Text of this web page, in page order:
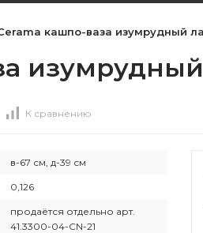
кашпо-ваза изумрудный
изумрудный
К сравнению
в-67 см, д-39 см
0,126
продаётся отдельно арт.
41.3300-04-CN-21